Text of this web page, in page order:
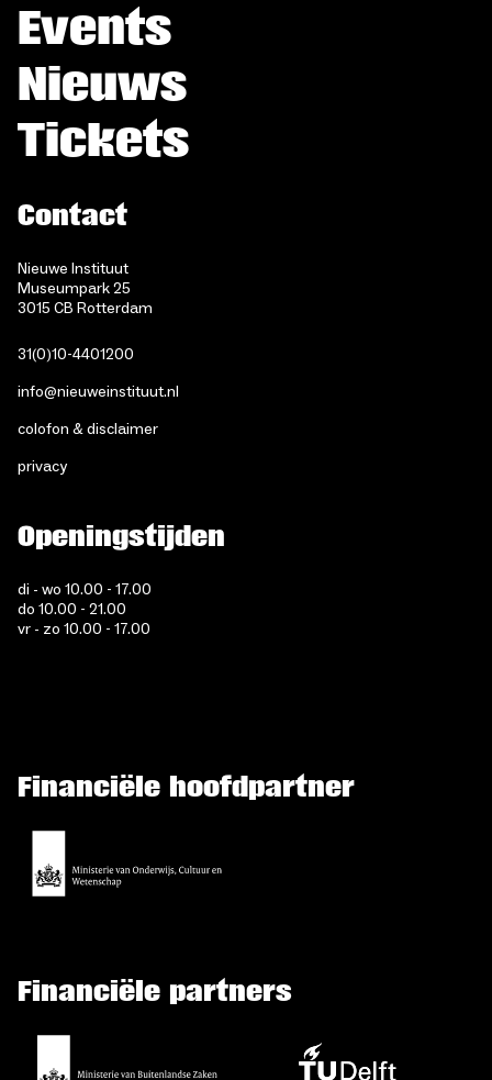
Events
Nieuws
Tickets
Contact
Nieuwe Instituut
Museumpark 25
3015 CB Rotterdam
31(0)10-4401200
info@nieuweinstituut.nl
colofon & disclaimer
privacy
Openingstijden
di - wo 10.00 - 17.00
do 10.00 - 21.00
vr - zo 10.00 - 17.00
Financiële hoofdpartner
Financiële partners